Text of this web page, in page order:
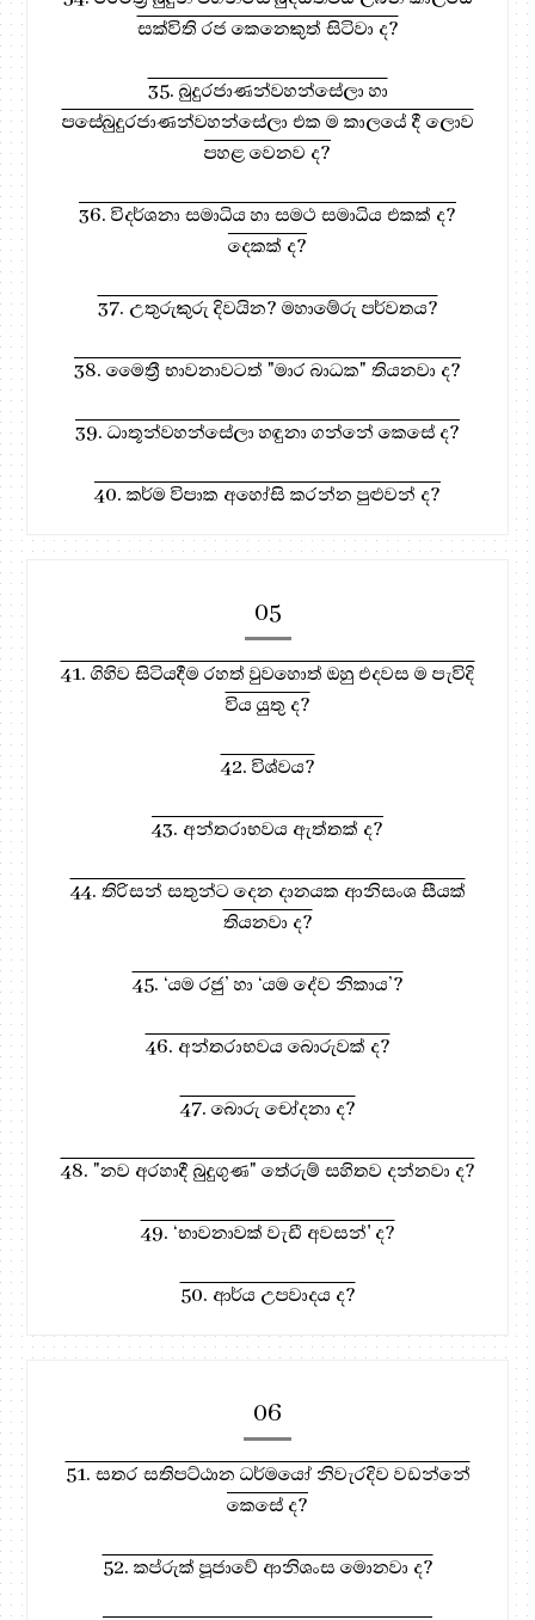
සක්විති රජ කෙනෙකුත් සිටිවා ද?
35. බුදුරජාණන්වහන්සේලා හා
පසේබුදුරජාණන්වහන්සේලා එක ම කාලයේ දී ලොව
පහළ වෙනව ද?
36. විදර්ශනා සමාධිය හා සමථ සමාධිය එකක් ද?
දෙකක් ද?
37. උතුරුකුරු දිවයින? මහාමේරු පර්වතය?
38. මෛත්‍රී භාවනාවටත් "මාර බාධක" තියනවා ද?
39. ධාතූන්වහන්සේලා හඳුනා ගන්නේ කෙසේ ද?
40. කර්ම විපාක අහෝසි කරන්න පුළුවන් ද?
05
41. ගිහිව සිටියදීම රහත් වුවහොත් ඔහු එදවස ම පැවිදි
විය යුතු ද?
42. විශ්වය?
43. අන්තරාභවය ඇත්තක් ද?
44. තිරිසන් සතුන්ට දෙන දානයක ආනිසංශ සීයක්
තියනවා ද?
45. ‘යම රජු’ හා ‘යම දේව නිකාය’?
46. අන්තරාභවය බොරුවක් ද?
47. බොරු චෝදනා ද?
48. "නව අරහාදී බුදුගුණ" තේරුම් සහිතව දන්නවා ද?
49. ‘භාවනාවක් වැඩී අවසන්' ද?
50. ආර්ය උපවාදය ද?
06
51. සතර සතිපට්ඨාන ධර්මයෝ නිවැරදිව වඩන්නේ
කෙසේ ද?
52. කප්රුක් පූජාවේ ආනිශංස මොනවා ද?